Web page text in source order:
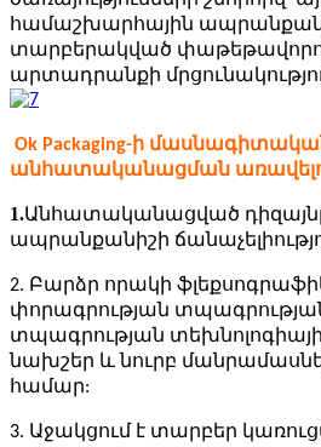
համաշխարհային
տարբերակված
արտադրանքի
Ok Packaging-ի
անհատականացման
1.Անհատականացված
ապրանքանիշի
2. Բարձր որակի
փորագրության
տպագրության
նախշեր և նուրբ
համար:
3. Աջակցում է տարբեր